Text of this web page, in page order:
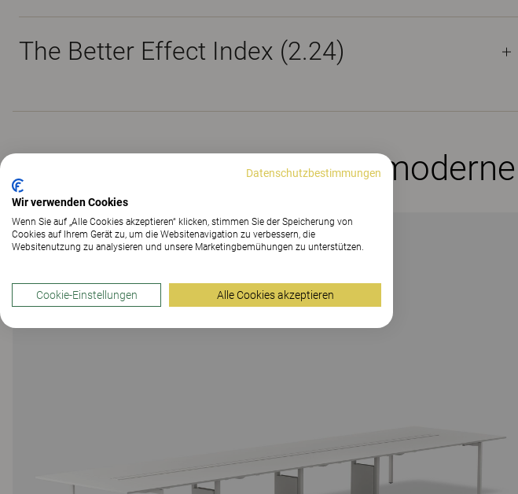
The Better Effect Index (2.24)
Besprechungstische für
Datenschutzbestimmungen
Wir verwenden Cookies
Wenn Sie auf „Alle Cookies akzeptieren“ klicken, stimmen Sie der Speicherung von
Cookies auf Ihrem Gerät zu, um die Websitenavigation zu verbessern, die
Websitenutzung zu analysieren und unsere Marketingbemühungen zu unterstützen.
Cookie-Einstellungen Alle Cookies akzeptieren